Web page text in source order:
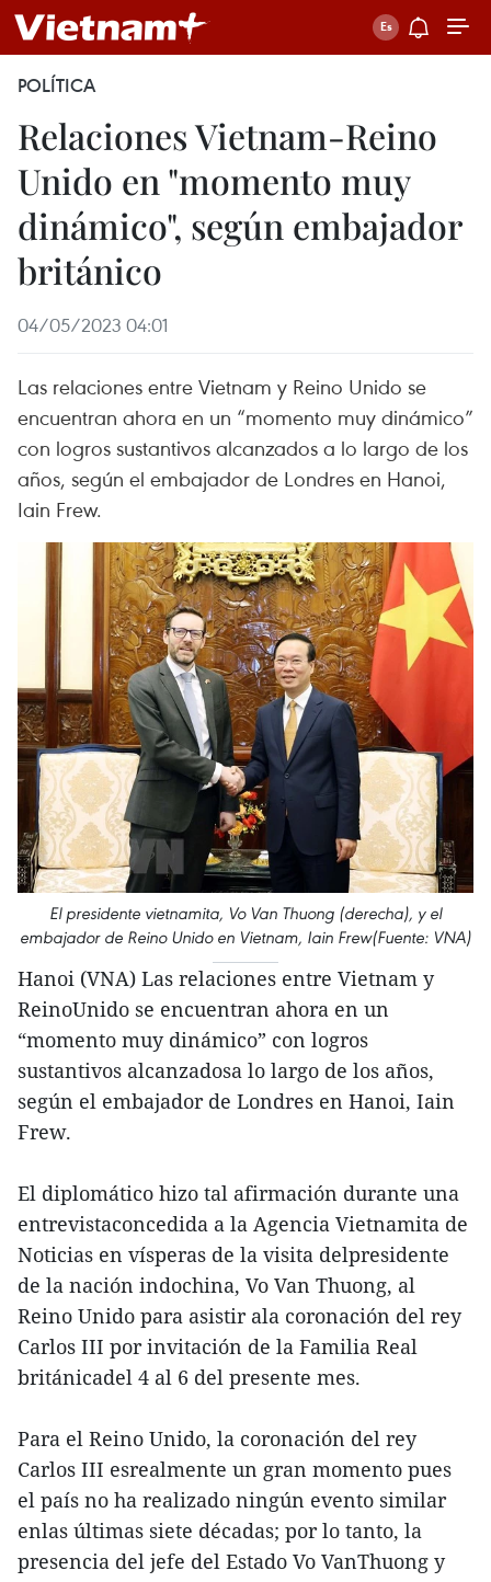
POLÍTICA
Relaciones Vietnam-Reino
Unido en "momento muy
dinámico", según embajador
británico
04/05/2023 04:01
Las relaciones entre Vietnam y Reino Unido se
encuentran ahora en un “momento muy dinámico”
con logros sustantivos alcanzados a lo largo de los
años, según el embajador de Londres en Hanoi,
Iain Frew.
El presidente vietnamita, Vo Van Thuong (derecha), y el
embajador de Reino Unido en Vietnam, Iain Frew(Fuente: VNA)
Hanoi (VNA) Las relaciones entre Vietnam y
ReinoUnido se encuentran ahora en un
“momento muy dinámico” con logros
sustantivos alcanzadosa lo largo de los años,
según el embajador de Londres en Hanoi, Iain
Frew.
El diplomático hizo tal afirmación durante una
entrevistaconcedida a la Agencia Vietnamita de
Noticias en vísperas de la visita delpresidente
de la nación indochina, Vo Van Thuong, al
Reino Unido para asistir ala coronación del rey
Carlos III por invitación de la Familia Real
británicadel 4 al 6 del presente mes.
Para el Reino Unido, la coronación del rey
Carlos III esrealmente un gran momento pues
el país no ha realizado ningún evento similar
enlas últimas siete décadas; por lo tanto, la
presencia del jefe del Estado Vo VanThuong y